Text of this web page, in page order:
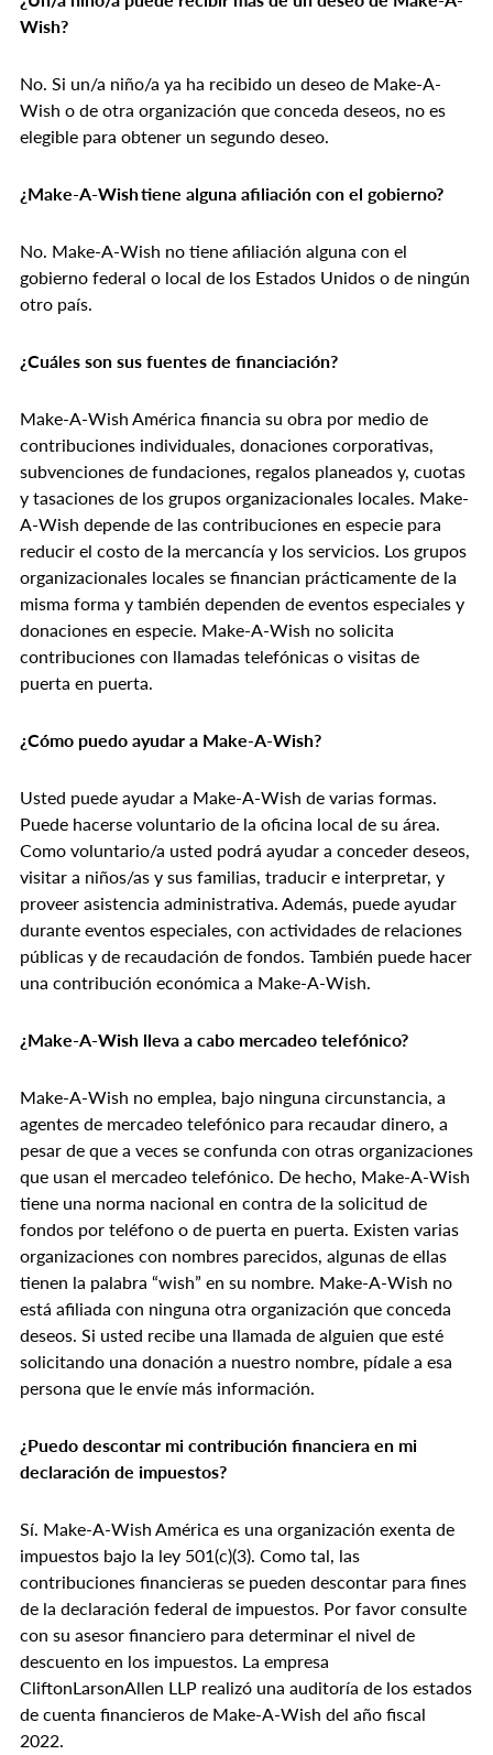
Wish?
No. Si un/a niño/a ya ha recibido un deseo de Make-A-
Wish o de otra organización que conceda deseos, no es
elegible para obtener un segundo deseo.
¿Make-A-Wish tiene alguna afiliación con el gobierno?
No. Make-A-Wish no tiene afiliación alguna con el
gobierno federal o local de los Estados Unidos o de ningún
otro país.
¿Cuáles son sus fuentes de financiación?
Make-A-Wish América financia su obra por medio de
contribuciones individuales, donaciones corporativas,
subvenciones de fundaciones, regalos planeados y, cuotas
y tasaciones de los grupos organizacionales locales. Make-
A-Wish depende de las contribuciones en especie para
reducir el costo de la mercancía y los servicios. Los grupos
organizacionales locales se financian prácticamente de la
misma forma y también dependen de eventos especiales y
donaciones en especie. Make-A-Wish no solicita
contribuciones con llamadas telefónicas o visitas de
puerta en puerta.
¿Cómo puedo ayudar a Make-A-Wish?
Usted puede ayudar a Make-A-Wish de varias formas.
Puede hacerse voluntario de la oficina local de su área.
Como voluntario/a usted podrá ayudar a conceder deseos,
visitar a niños/as y sus familias, traducir e interpretar, y
proveer asistencia administrativa. Además, puede ayudar
durante eventos especiales, con actividades de relaciones
públicas y de recaudación de fondos. También puede hacer
una contribución económica a Make-A-Wish.
¿Make-A-Wish lleva a cabo mercadeo telefónico?
Make-A-Wish no emplea, bajo ninguna circunstancia, a
agentes de mercadeo telefónico para recaudar dinero, a
pesar de que a veces se confunda con otras organizaciones
que usan el mercadeo telefónico. De hecho, Make-A-Wish
tiene una norma nacional en contra de la solicitud de
fondos por teléfono o de puerta en puerta. Existen varias
organizaciones con nombres parecidos, algunas de ellas
tienen la palabra “wish” en su nombre. Make-A-Wish no
está afiliada con ninguna otra organización que conceda
deseos. Si usted recibe una llamada de alguien que esté
solicitando una donación a nuestro nombre, pídale a esa
persona que le envíe más información.
¿Puedo descontar mi contribución financiera en mi
declaración de impuestos?
Sí. Make-A-Wish América es una organización exenta de
impuestos bajo la ley 501(c)(3). Como tal, las
contribuciones financieras se pueden descontar para fines
de la declaración federal de impuestos. Por favor consulte
con su asesor financiero para determinar el nivel de
descuento en los impuestos. La empresa
CliftonLarsonAllen LLP realizó una auditoría de los estados
de cuenta financieros de Make-A-Wish del año fiscal
2022.